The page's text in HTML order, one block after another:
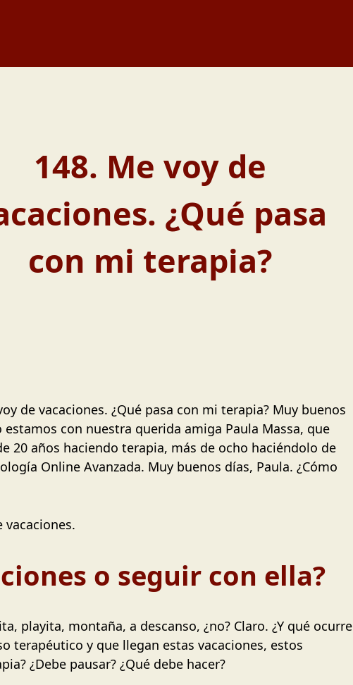
148. Me voy de
¿Qué pasa
con mi terapia?
de vacaciones. ¿Qué pasa con mi terapia? Muy buenos
con nuestra querida amiga Paula Massa, que
20 años haciendo terapia, más de ocho haciéndolo de
Online Avanzada. Muy buenos días, Paula. ¿Cómo
vacaciones.
o seguir con ella?
playita, montaña, a descanso, ¿no? Claro. ¿Y qué ocurre
terapéutico y que llegan estas vacaciones, estos
¿Debe pausar? ¿Qué debe hacer?